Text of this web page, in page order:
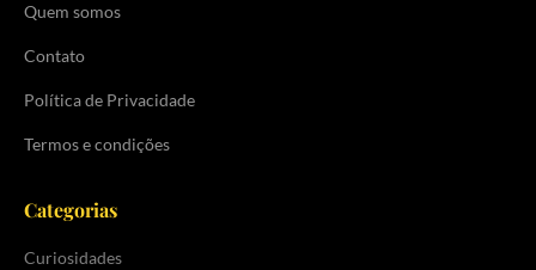
Quem somos
Contato
Política de Privacidade
Termos e condições
Categorias
Curiosidades